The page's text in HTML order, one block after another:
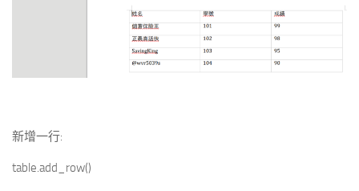
新增一行:
table.add_row()